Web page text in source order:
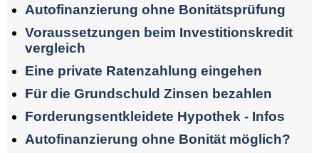
Autofinanzierung ohne Bonitätsprüfung
Voraussetzungen beim Investitionskredit
vergleich
Eine private Ratenzahlung eingehen
Für die Grundschuld Zinsen bezahlen
Forderungsentkleidete Hypothek - Infos
Autofinanzierung ohne Bonität möglich?